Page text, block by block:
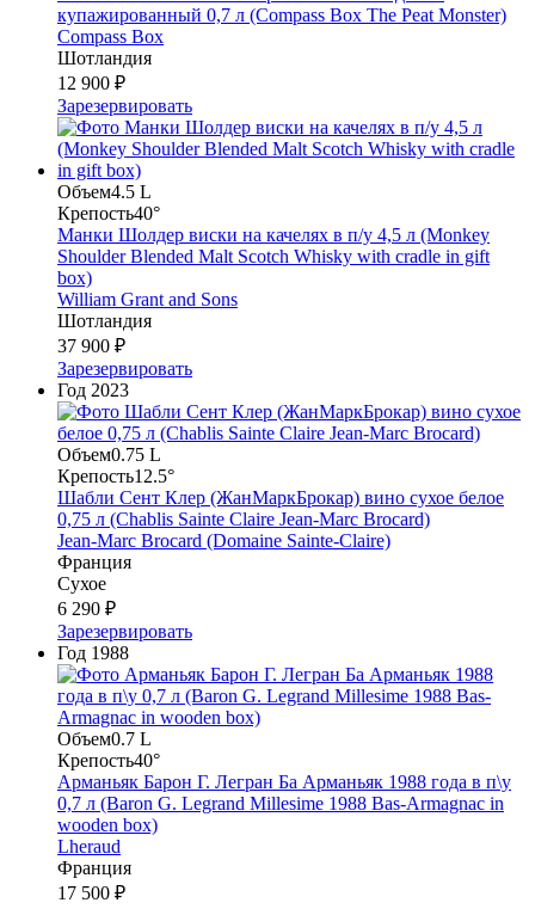
купажированный 0,7 л (Compass Box The Peat Monster)
Compass Box
Шотландия
12 900 ₽
Зарезервировать
Объем4.5 L
Крепость40°
Манки Шолдер виски на качелях в п/у 4,5 л (Monkey
Shoulder Blended Malt Scotch Whisky with cradle in gift
box)
William Grant and Sons
Шотландия
37 900 ₽
Зарезервировать
Год 2023
Объем0.75 L
Крепость12.5°
Шабли Сент Клер (ЖанМаркБрокар) вино сухое белое
0,75 л (Chablis Sainte Claire Jean-Marc Brocard)
Jean-Marc Brocard (Domaine Sainte-Claire)
Франция
Сухое
6 290 ₽
Зарезервировать
Год 1988
Объем0.7 L
Крепость40°
Арманьяк Барон Г. Легран Ба Арманьяк 1988 года в п\у
0,7 л (Baron G. Legrand Millesime 1988 Bas-Armagnac in
wooden box)
Lheraud
Франция
17 500 ₽